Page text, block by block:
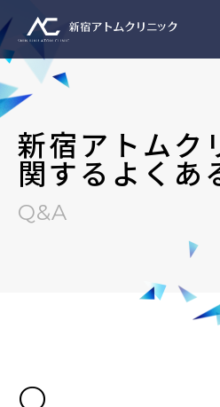
新宿アトムク
関するよくあ
Q&A